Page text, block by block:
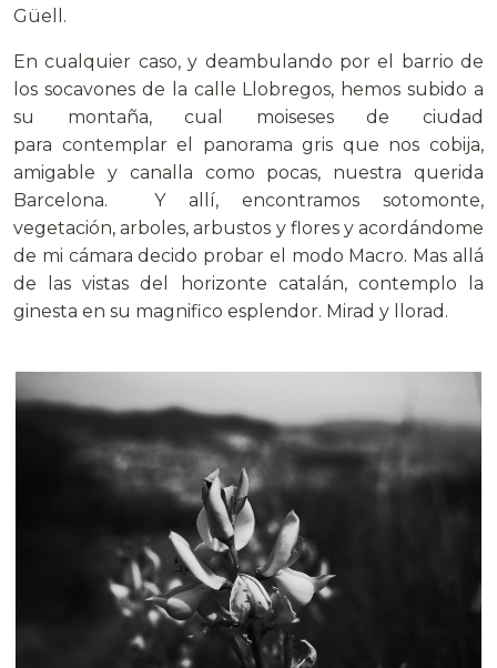
Güell.
En cualquier caso, y deambulando por el barrio de
los socavones de la calle Llobregos, hemos subido a
su montaña, cual moiseses de ciudad
para contemplar el panorama gris que nos cobija,
amigable y canalla como pocas, nuestra querida
Barcelona. Y allí, encontramos sotomonte,
vegetación, arboles, arbustos y flores y acordándome
de mi cámara decido probar el modo Macro. Mas allá
de las vistas del horizonte catalán, contemplo la
ginesta en su magnifico esplendor. Mirad y llorad.